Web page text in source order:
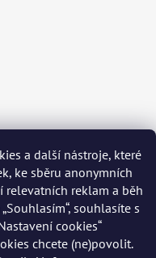
a další nástroje, které
ke sběru anonymních
relevatních reklam a běh
souhlasíte s
cookies“
chcete (ne)povolit.